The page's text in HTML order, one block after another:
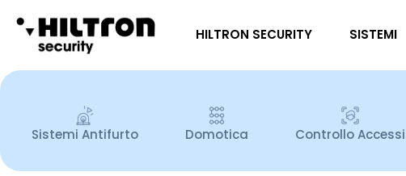
HILTRON SECURITY SISTEMI
Sistemi Antifurto Domotica Controllo Accessi